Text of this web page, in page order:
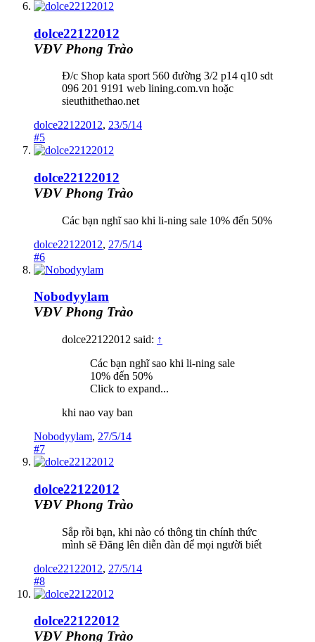
dolce22122012
VĐV Phong Trào
Đ/c Shop kata sport 560 đường 3/2 p14 q10 sdt
096 201 9191 web lining.com.vn hoặc
sieuthithethao.net
dolce22122012, 23/5/14
#5
dolce22122012
VĐV Phong Trào
Các bạn nghĩ sao khi li-ning sale 10% đến 50%
dolce22122012, 27/5/14
#6
Nobodyylam
VĐV Phong Trào
dolce22122012 said: ↑
Các bạn nghĩ sao khi li-ning sale
10% đến 50%
Click to expand...
khi nao vay ban
Nobodyylam, 27/5/14
#7
dolce22122012
VĐV Phong Trào
Sắp rồi bạn, khi nào có thông tin chính thức
mình sẽ Đăng lên diễn đàn để mọi người biết
dolce22122012, 27/5/14
#8
dolce22122012
VĐV Phong Trào